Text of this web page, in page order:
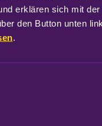
erklären sich mit
den Button unten